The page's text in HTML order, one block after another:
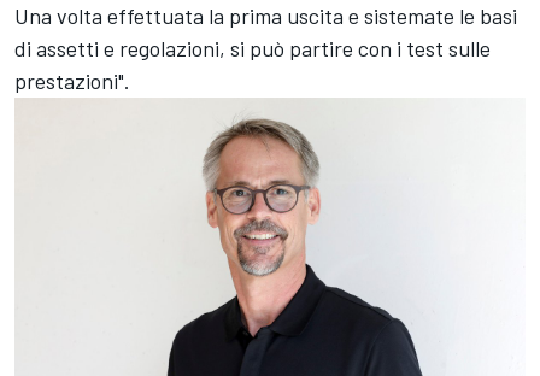
Una volta effettuata la prima uscita e sistemate le basi
di assetti e regolazioni, si può partire con i test sulle
prestazioni".